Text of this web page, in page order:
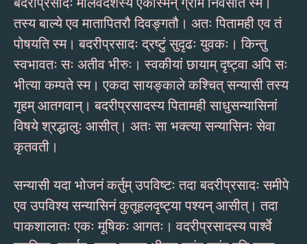
तस्य बाल्ये एव मातापितरौ दिवङ्गतौ। अतः पितामही एव तं
पोषयति स्म। बदरीप्रसादः द्रष्टुं सुदृढः युवकः। किन्तु
स्वभावतः सः अतीव भीरुः। स्वकीयां छायाम् दृष्ट्वा अपि सः
भीत्या कम्पते स्म। एकदा सायङ्काले कश्चित् सन्यासी तस्य
गृहम् आतगवान्। बदरीप्रसादस्य पितामही साधुसन्यासिनां
विषये श्रद्धालुः आसीत्। अतः सा भक्त्या सन्यासिनः सेवा
कृतवती।
सन्यासी यदा भोजनं कर्तुम् उपविष्टः तदा बदरीप्रसादः समीपे
एव उपविश्य सन्यासिनं कुतूहलदृष्ट्या पश्यन् आसीत्। तदा
पाकशालातः एकः मूषिकः आगतः। वदरीप्रसादस्य पार्श्वे